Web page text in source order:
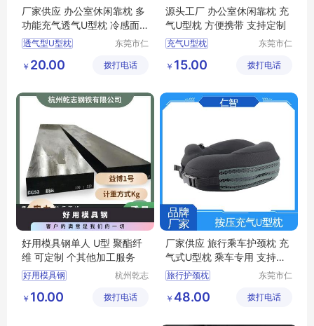
厂家供应 办公室休闲靠枕 多
功能充气透气U型枕 冷感面
料 规格可定制
透气型U型枕
办公室休闲靠枕
东莞市仁
技有限公
￥ 20.00 拨打电话
源头工厂 办公室休闲靠枕 充
气U型枕 方便携带 支持定制
充气U型枕
旅行护颈枕
U型枕定制
东莞市仁
技有限公
￥ 15.00 拨打电话
好用模具钢单人 U型 聚酯纤
维 可定制 个其他加工服务
好用模具钢
杭州乾志
公司
￥ 10.00 拨打电话
厂家供应 旅行乘车护颈枕 充
气式U型枕 乘车专用 支持定
制
旅行护颈枕
透气U型枕
东莞市仁
技有限公
￥ 48.00 拨打电话